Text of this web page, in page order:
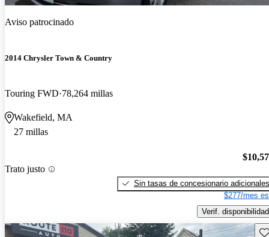
Aviso patrocinado
2014 Chrysler Town & Country
Touring FWD 78,264 millas
Wakefield, MA
27 millas
Trato justo
Sin tasas de concesionario adicionales
$277/mes
Verif. disponibilidad